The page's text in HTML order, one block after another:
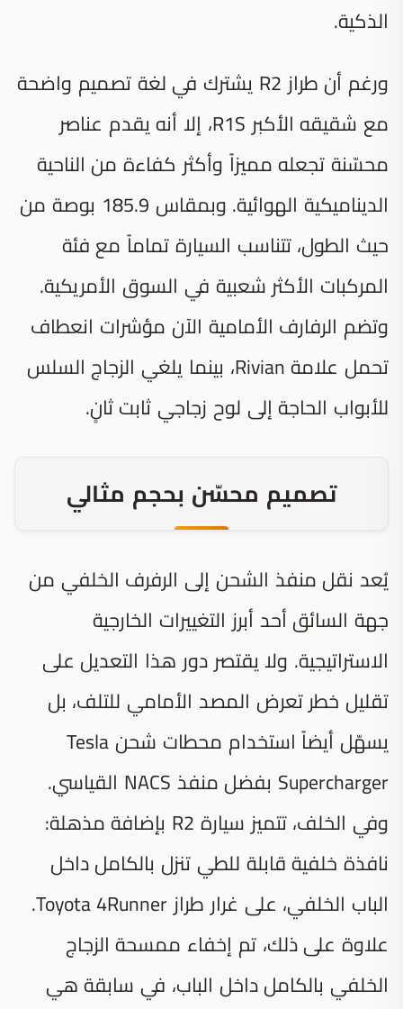
الذكية.
ورغم أن طراز R2 يشترك في لغة تصميم واضحة
مع شقيقه الأكبر R1S، إلا أنه يقدم عناصر
محسّنة تجعله مميزاً وأكثر كفاءة من الناحية
الديناميكية الهوائية. وبمقاس 185.9 بوصة من
حيث الطول، تتناسب السيارة تماماً مع فئة
المركبات الأكثر شعبية في السوق الأمريكية.
وتضم الرفارف الأمامية الآن مؤشرات انعطاف
تحمل علامة Rivian، بينما يلغي الزجاج السلس
للأبواب الحاجة إلى لوح زجاجي ثابت ثانٍ.
تصميم محسّن بحجم مثالي
يُعد نقل منفذ الشحن إلى الرفرف الخلفي من
جهة السائق أحد أبرز التغييرات الخارجية
الاستراتيجية. ولا يقتصر دور هذا التعديل على
تقليل خطر تعرض المصد الأمامي للتلف، بل
يسهّل أيضاً استخدام محطات شحن Tesla
Supercharger بفضل منفذ NACS القياسي.
وفي الخلف، تتميز سيارة R2 بإضافة مذهلة:
نافذة خلفية قابلة للطي تنزل بالكامل داخل
الباب الخلفي، على غرار طراز Toyota 4Runner.
علاوة على ذلك، تم إخفاء ممسحة الزجاج
الخلفي بالكامل داخل الباب، في سابقة هي